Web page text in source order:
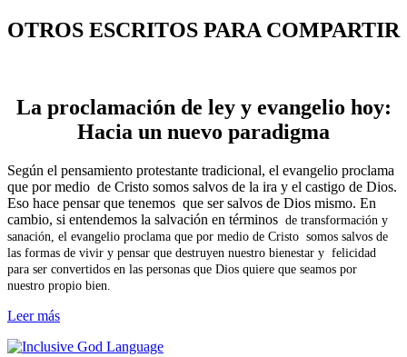
OTROS ESCRITOS PARA COMPARTIR
La proclamación de ley y evangelio hoy:
Hacia un nuevo paradigma
Según el pensamiento protestante tradicional, el evangelio proclama
que por medio de Cristo somos salvos de la ira y el castigo de Dios.
Eso hace pensar que tenemos que ser salvos de Dios mismo. En
cambio, si entendemos la salvación en términos de transformación y
sanación, el evangelio proclama que por medio de Cristo somos salvos de
las formas de vivir y pensar que destruyen nuestro bienestar y felicidad
para ser convertidos en las personas que Dios quiere que seamos por
nuestro propio bien.
Leer más